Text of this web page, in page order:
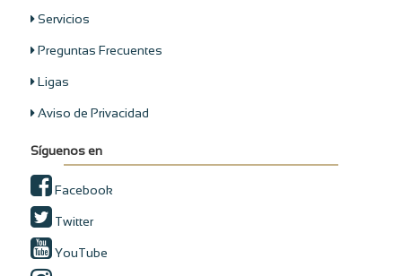
Servicios
Preguntas Frecuentes
Ligas
Aviso de Privacidad
Síguenos en
Facebook
Twitter
YouTube